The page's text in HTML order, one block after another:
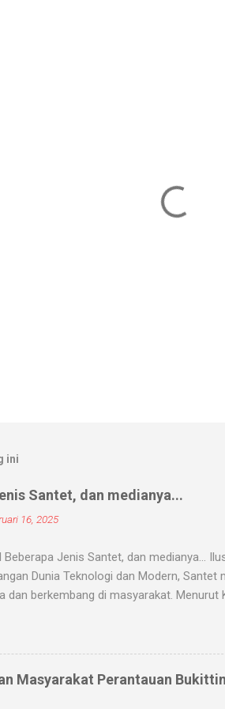
ini
Santet, dan medianya...
16, 2025
Beberapa Jenis Santet, dan medianya...
Dunia Teknologi dan Modern,
dan berkembang di masyarakat.
kejadian dengan kekuatan supranatural
untuk membahayakan orang
seseorang, diantaranya boneka,
tersebut 'dikirim' oleh para dukun
Masyarakat Perantauan